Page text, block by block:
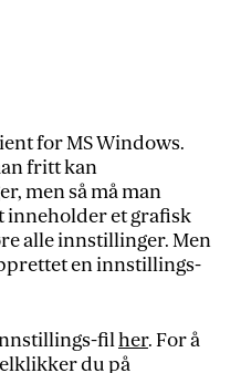
for MS Windows.
fritt kan
men så må man
inneholder et grafisk
alle innstillinger. Men
en innstillings-
filher. For å
du på